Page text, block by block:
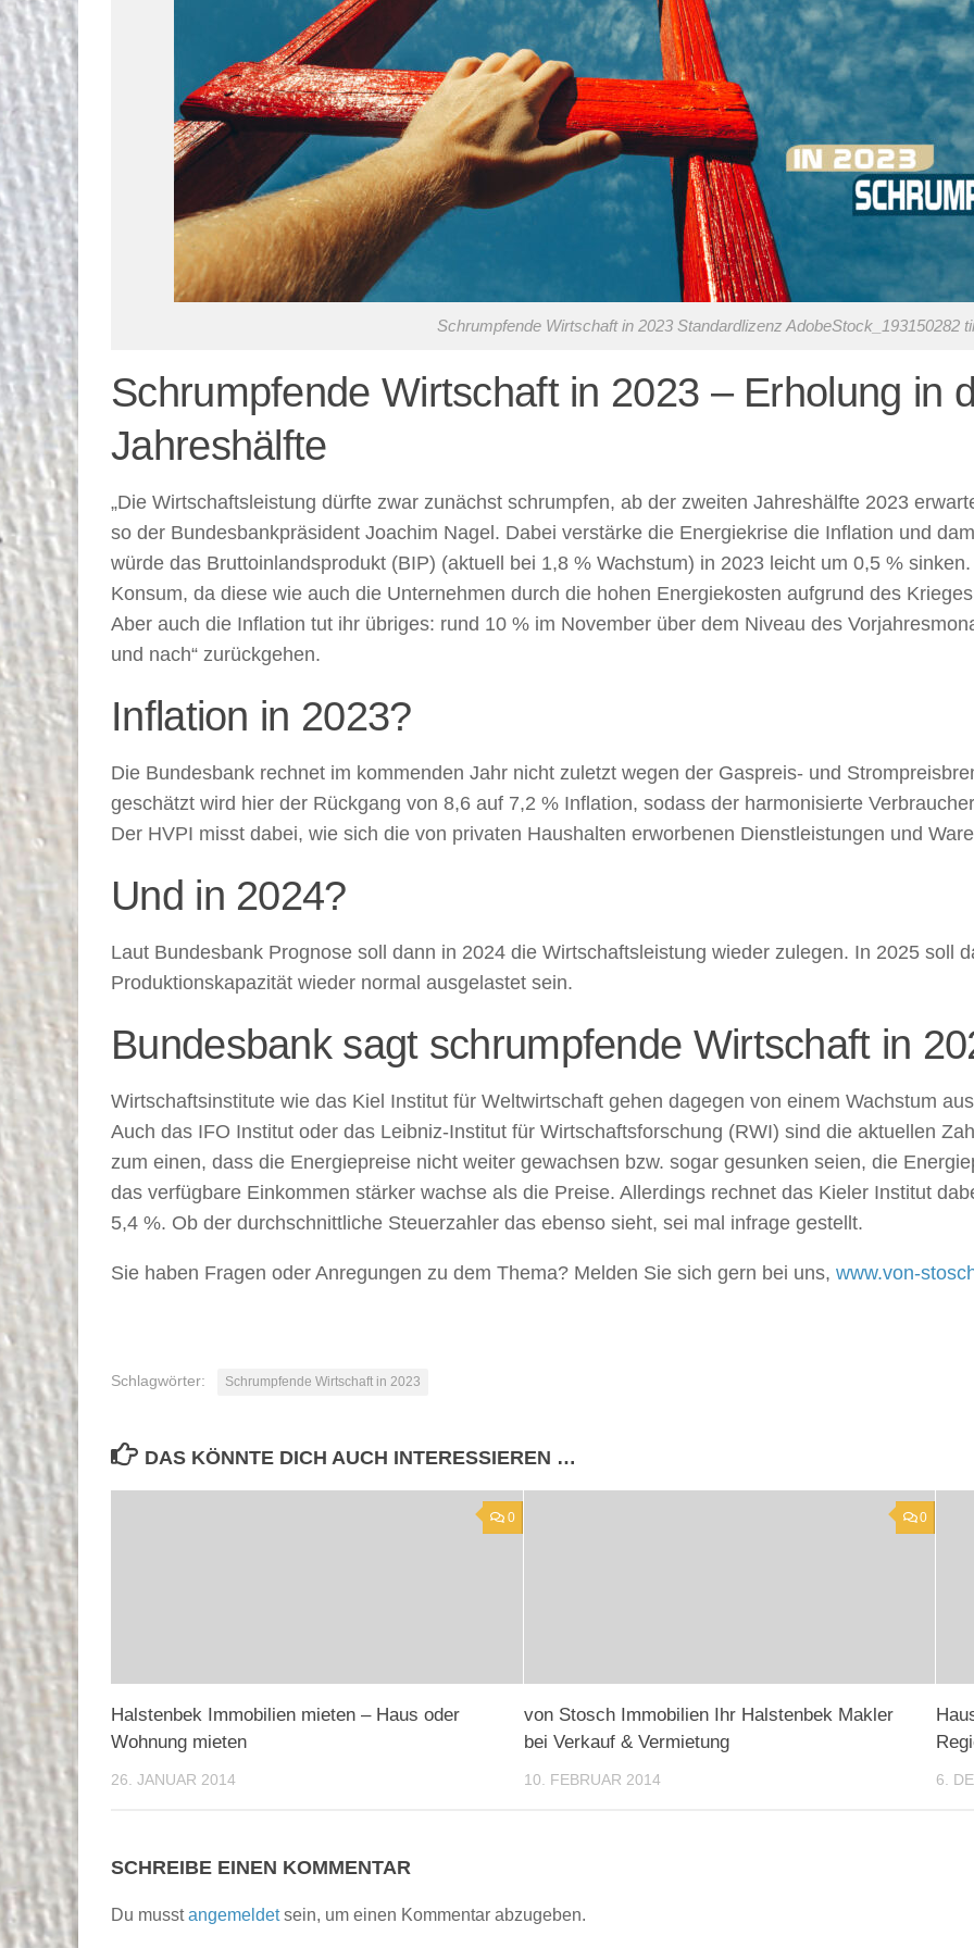
Schrumpfende Wirtschaft in 2023 Standardlizenz AdobeStock_193150282
Schrumpfende Wirtschaft in 2023 – Erholung in
Jahreshälfte
„Die Wirtschaftsleistung dürfte zwar zunächst schrumpfen, ab der zweiten Jahreshälfte 2023
so der Bundesbankpräsident Joachim Nagel. Dabei verstärke die Energiekrise die Inflation und
würde das Bruttoinlandsprodukt (BIP) (aktuell bei 1,8 % Wachstum) in 2023 leicht um 0,5 %
Konsum, da diese wie auch die Unternehmen durch die hohen Energiekosten aufgrund des
Aber auch die Inflation tut ihr übriges: rund 10 % im November über dem Niveau des
und nach“ zurückgehen.
Inflation in 2023?
Die Bundesbank rechnet im kommenden Jahr nicht zuletzt wegen der Gaspreis- und
geschätzt wird hier der Rückgang von 8,6 auf 7,2 % Inflation, sodass der harmonisierte
Der HVPI misst dabei, wie sich die von privaten Haushalten erworbenen Dienstleistungen und
Und in 2024?
Laut Bundesbank Prognose soll dann in 2024 die Wirtschaftsleistung wieder zulegen. In 2025 soll
Produktionskapazität wieder normal ausgelastet sein.
Bundesbank sagt schrumpfende Wirtschaft in
Wirtschaftsinstitute wie das Kiel Institut für Weltwirtschaft gehen dagegen von einem Wachstum
Auch das IFO Institut oder das Leibniz-Institut für Wirtschaftsforschung (RWI) sind die aktuellen
zum einen, dass die Energiepreise nicht weiter gewachsen bzw. sogar gesunken seien, die
das verfügbare Einkommen stärker wachse als die Preise. Allerdings rechnet das Kieler Institut
5,4 %. Ob der durchschnittliche Steuerzahler das ebenso sieht, sei mal infrage gestellt.
Sie haben Fragen oder Anregungen zu dem Thema? Melden Sie sich gern bei uns, www.von-
Schlagwörter: Schrumpfende Wirtschaft in 2023
DAS KÖNNTE DICH AUCH INTERESSIEREN …
0
Halstenbek Immobilien mieten – Haus oder
Wohnung mieten
26. JANUAR 2014
0
von Stosch Immobilien Ihr Halstenbek Makler
bei Verkauf & Vermietung
10. FEBRUAR 2014 6.
SCHREIBE EINEN KOMMENTAR
Du musstangemeldetsein, um einen Kommentar abzugeben.